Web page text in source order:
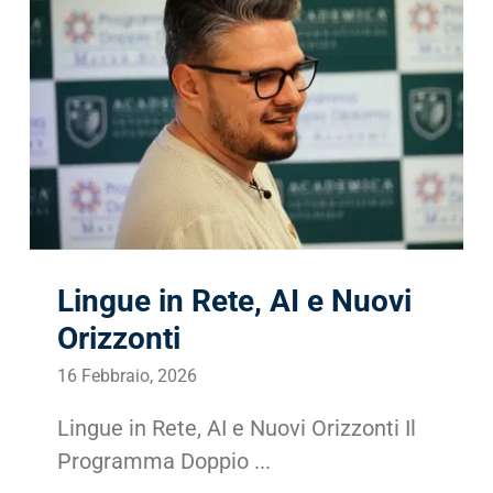
Lingue in Rete, AI e Nuovi
Orizzonti
16 Febbraio, 2026
Lingue in Rete, AI e Nuovi Orizzonti Il
Programma Doppio ...